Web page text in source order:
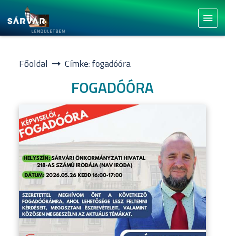
menu
Főoldal Címke: fogadóóra
FOGADÓÓRA